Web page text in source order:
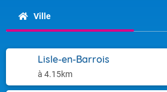
Ville
Lisle-en-Barrois
à 4.15km